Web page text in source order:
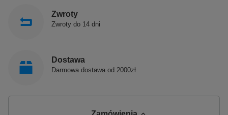
Zwroty
Zwroty do 14 dni
Dostawa
Darmowa dostawa od 2000zł